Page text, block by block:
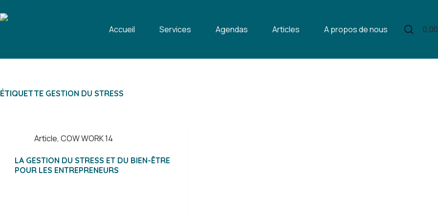
au
contenu
Accueil Services Agendas Articles A propos de nous Nous
0,00
ÉTIQUETTE GESTION DU STRESS
Article, COW WORK 14
LA GESTION DU STRESS ET DU BIEN-ÊTRE
POUR LES ENTREPRENEURS